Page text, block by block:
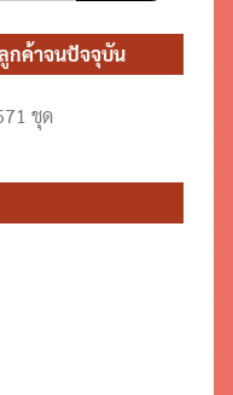
กค้าจนปัจจุบัน
ชุด